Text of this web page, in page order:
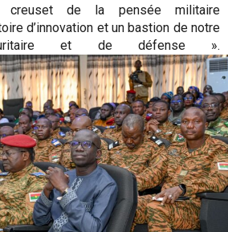
creuset de la pensée militaire
d’innovation et un bastion de notre
et de défense ».